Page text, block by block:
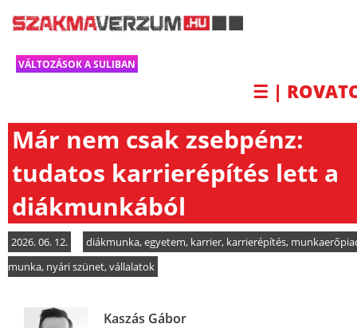
VÁLTOZÁSOK A SULIBAN
☰ |
Már nem csak zsebpénz:
tudatos karrierépítés lett a
diákmunkából
2026. 06. 12. diákmunka,egyetem, karrier, karrierépítés,
munka, nyári szünet,vállalatok
Kaszás Gábor